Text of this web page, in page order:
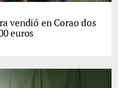
vendió en Corao dos
euros